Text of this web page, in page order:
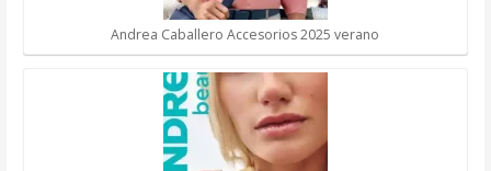
Andrea Caballero Accesorios 2025 verano